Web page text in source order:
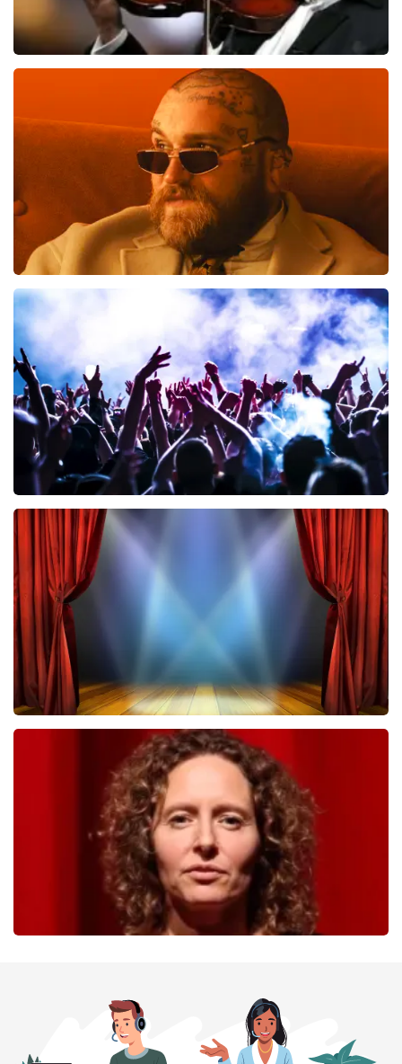
laatste 30 minuten
BESTEL NU
Teddy Swims
BESTEL NU
Megadeth
443 laatste 30 minuten
BESTEL NU
40 45 De Musical
laatste 30 minuten
BESTEL NU
BESTEL NU